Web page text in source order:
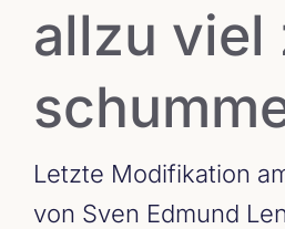
allzu viel
Letzte Modifikation
von Sven Edmund